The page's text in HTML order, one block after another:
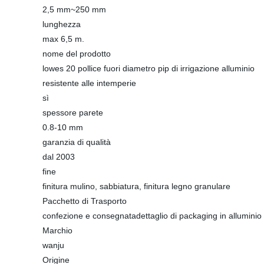
2,5 mm~250 mm
lunghezza
max 6,5 m.
nome del prodotto
lowes 20 pollice fuori diametro pip di irrigazione alluminio
resistente alle intemperie
sì
spessore parete
0.8-10 mm
garanzia di qualità
dal 2003
fine
finitura mulino, sabbiatura, finitura legno granulare
Pacchetto di Trasporto
confezione e consegnatadettaglio di packaging in alluminio
Marchio
wanju
Origine